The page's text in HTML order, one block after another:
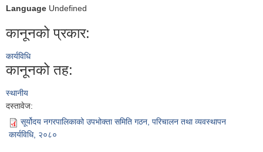
Language Undefined
कानूनको प्रकार:
कार्यविधि
कानूनको तह:
स्थानीय
दस्तावेज:
सूर्योदय नगरपालिकाको उपभोक्ता समिति गठन, परिचालन तथा व्यवस्थापन
कार्यविधि, २०८०